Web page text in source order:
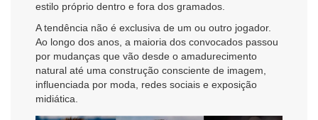
estilo próprio dentro e fora dos gramados.
A tendência não é exclusiva de um ou outro jogador.
Ao longo dos anos, a maioria dos convocados passou
por mudanças que vão desde o amadurecimento
natural até uma construção consciente de imagem,
influenciada por moda, redes sociais e exposição
midiática.